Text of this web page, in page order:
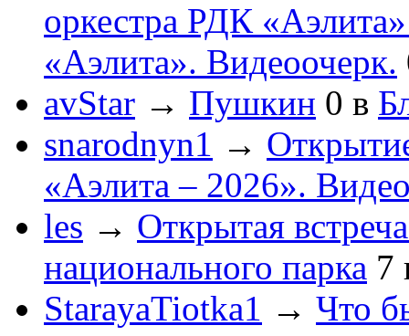
оркестра РДК
«Аэлита». Видеоочерк.
avStar → Пушкин 0 в
snarodnyn1 →
«Аэлита – 2026».
les → Открытая
национального парка 7
StarayaTiotka1 → Что